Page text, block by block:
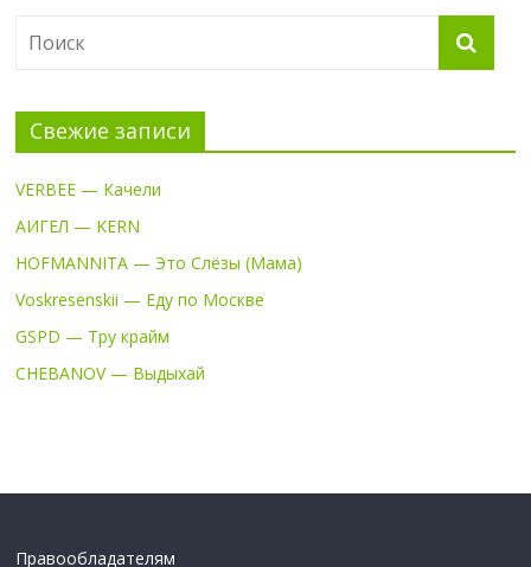
Свежие записи
VERBEE — Качели
АИГЕЛ — KERN
HOFMANNITA — Это Слёзы (Мама)
Voskresenskii — Еду по Москве
GSPD — Тру крайм
CHEBANOV — Выдыхай
Правообладателям